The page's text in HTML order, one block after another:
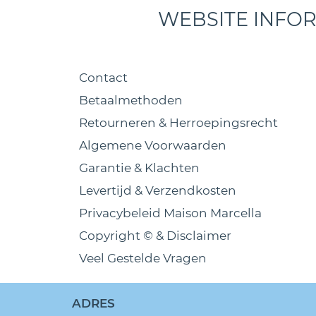
WEBSITE
Contact
Betaalmethoden
Retourneren & Herroepingsrecht
Algemene Voorwaarden
Garantie & Klachten
Levertijd & Verzendkosten
Privacybeleid Maison Marcella
Copyright © & Disclaimer
Veel Gestelde Vragen
ADRES